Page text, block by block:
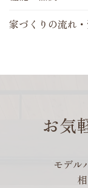
家づくりの流れ
お気
モデル